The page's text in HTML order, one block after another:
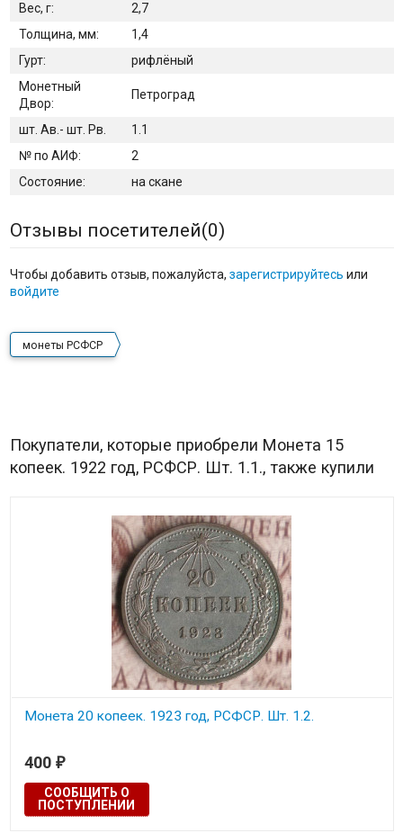
Вес, г:
2,7
Толщина, мм:
1,4
Гурт:
рифлёный
Монетный
Двор:
Петроград
шт. Ав.- шт. Рв.
1.1
№ по АИФ:
2
Состояние:
на скане
Отзывы посетителей(0)
Чтобы добавить отзыв, пожалуйста, зарегистрируйтесь или
войдите
монеты РСФСР
Покупатели, которые приобрели Монета 15
копеек. 1922 год, РСФСР. Шт. 1.1., также купили
Монета 20 копеек. 1923 год, РСФСР. Шт. 1.2.
400 ₽
СООБЩИТЬ О
ПОСТУПЛЕНИИ